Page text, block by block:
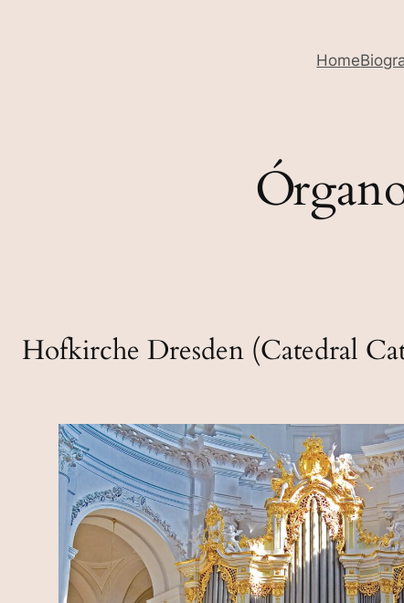
Home
Hofkirche Dresden (Catedral